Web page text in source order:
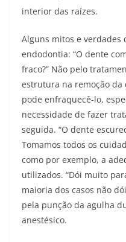
interior das raízes.
Alguns mitos e verdades
endodontia: “O dente
fraco?” Não pelo
estrutura na remoção da
pode enfraquecê-lo,
necessidade de fazer
seguida. “O dente
Tomamos todos os
como por exemplo, a
utilizados. “Dói muito
maioria dos casos não
pela punção da agulha
anestésico.